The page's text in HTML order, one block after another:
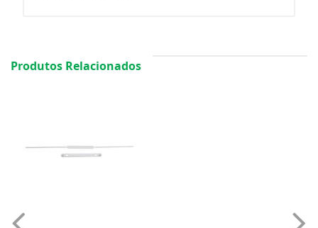
Produtos Relacionados